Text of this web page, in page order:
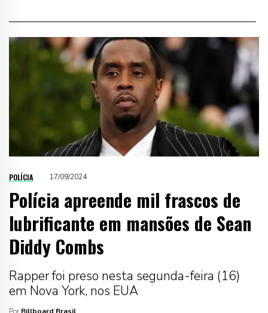
POLÍCIA 17/09/2024
Polícia apreende mil frascos de
lubrificante em mansões de Sean
Diddy Combs
Rapper foi preso nesta segunda-feira (16)
em Nova York, nos EUA